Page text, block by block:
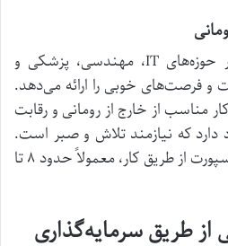
بازار کار رومانی، به ویژه در حوزه‌های IT، مهندسی، پزشکی و
فرصت‌های خوبی را ارائه می‌دهد.
مناسب از خارج از رومانی و رقابت
دارد که نیازمند تلاش و صبر است.
مدت زمان تقریبی تا اخذ پاسپورت از طریق کار، معمولاً حدود ۸ تا
از طریق سرمایه‌گذاری